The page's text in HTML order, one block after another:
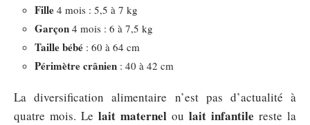
Fille 4 mois : 5,5 à 7 kg
Garçon 4 mois : 6 à 7,5 kg
Taille bébé : 60 à 64 cm
Périmètre crânien : 40 à 42 cm
La diversification alimentaire n’est pas d’actualité à
quatre mois. Le lait maternel ou lait infantile reste la